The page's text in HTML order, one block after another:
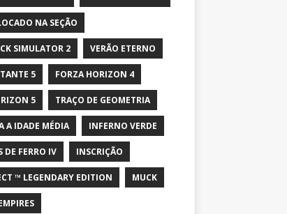
NA SEÇÃO
SIMULATOR 2 VERÃO ETERNO
5 FORZA HORIZON 4
5 TRAÇO DE GEOMETRIA
A IDADE MÉDIA INFERNO VERDE
DE FERRO IV INSCRIÇÃO
™ LEGENDARY EDITION MUCK